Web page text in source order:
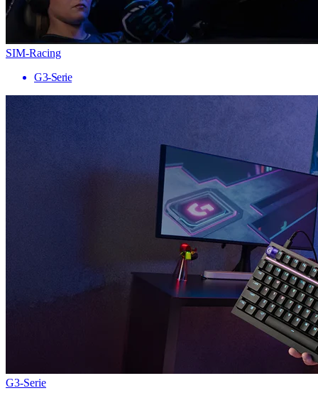
SIM-Racing
G3-Serie
G3-Serie